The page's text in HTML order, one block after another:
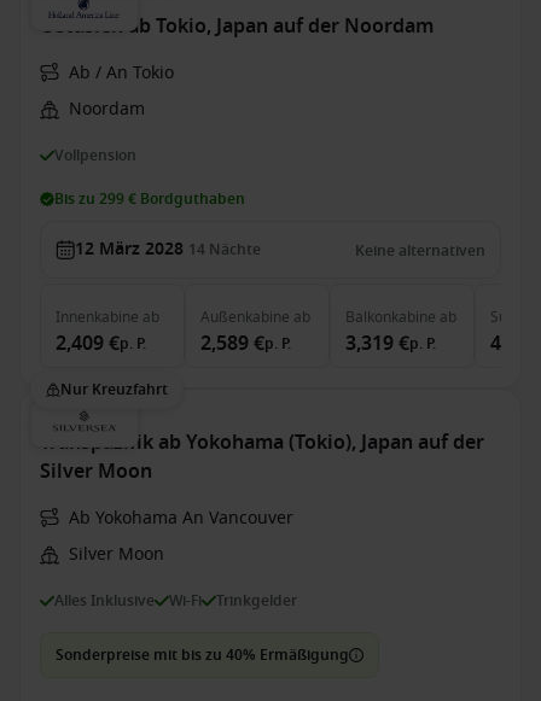
Ostasien ab Tokio, Japan auf der Noordam
Ab / An Tokio
Noordam
Vollpension
Bis zu 299 € Bordguthaben
12 März 2028 14 Nächte Keine alternativen
Innenkabine ab
2,409 €p. P.
Außenkabine ab
2,589 €p. P.
Balkonkabine ab
3,319 €p. P.
Suite
Nur Kreuzfahrt
Transpazifik ab Yokohama (Tokio), Japan auf der
Silver Moon
Ab Yokohama An Vancouver
Silver Moon
Alles Inklusive Wi-Fi Trinkgelder
Sonderpreise mit bis zu 40% Ermäßigung